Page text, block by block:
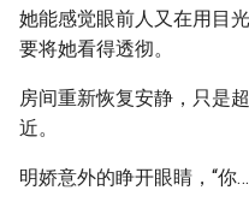
她能感觉眼前人又在用目
要将她看得透彻。
房间重新恢复安静，只是
近。
明娇意外的睁开眼睛，“你